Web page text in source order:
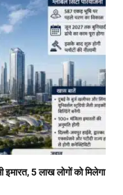
5 लाख लोगों को मिलेगा